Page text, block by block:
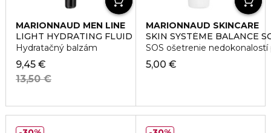
MARIONNAUD MEN LINE
LIGHT HYDRATING FLUID
Hydratačný balzám
9,45 €
13,50 €
MARIONNAUD SKINCARE
SKIN SYSTÉME BALANCE
SOS ošetrenie nedokonalostí
5,00 €